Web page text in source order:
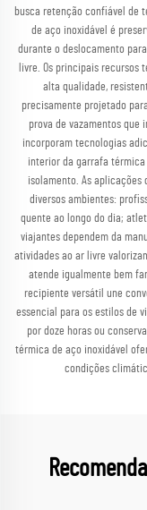
busca retenção confiável de
de aço inoxidável é
durante o deslocamento
livre. Os principais recursos
alta qualidade,
precisamente projetado
prova de vazamentos que
incorporam tecnologias
interior da garrafa térmica
isolamento. As aplicações
diversos ambientes:
quente ao longo do dia;
viajantes dependem da
atividades ao ar livre
atende igualmente bem
recipiente versátil une
essencial para os estilos de
por doze horas ou
térmica de aço inoxidável
condições